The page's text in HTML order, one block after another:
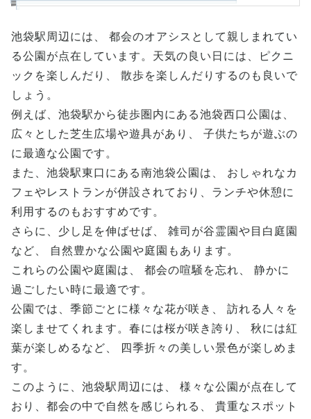
池袋駅周辺には、 都会のオアシスとして親しまれてい
る公園が点在しています。天気の良い日には、ピクニ
ックを楽しんだり、 散歩を楽しんだりするのも良いで
しょう。
例えば、池袋駅から徒歩圏内にある池袋西口公園は、
広々とした芝生広場や遊具があり、 子供たちが遊ぶの
に最適な公園です。
また、池袋駅東口にある南池袋公園は、 おしゃれなカ
フェやレストランが併設されており、ランチや休憩に
利用するのもおすすめです。
さらに、少し足を伸ばせば、 雑司が谷霊園や目白庭園
など、 自然豊かな公園や庭園もあります。
これらの公園や庭園は、 都会の喧騒を忘れ、 静かに
過ごしたい時に最適です。
公園では、季節ごとに様々な花が咲き、 訪れる人々を
楽しませてくれます。春には桜が咲き誇り、 秋には紅
葉が楽しめるなど、 四季折々の美しい景色が楽しめま
す。
このように、池袋駅周辺には、 様々な公園が点在して
おり、都会の中で自然を感じられる、 貴重なスポット